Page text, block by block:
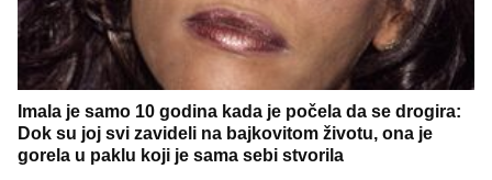
Imala je samo 10 godina kada je počela da se drogira:
Dok su joj svi zavideli na bajkovitom životu, ona je
gorela u paklu koji je sama sebi stvorila